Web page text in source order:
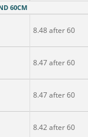
60CM
8.48 after 60
8.47 after 60
8.47 after 60
8.42 after 60